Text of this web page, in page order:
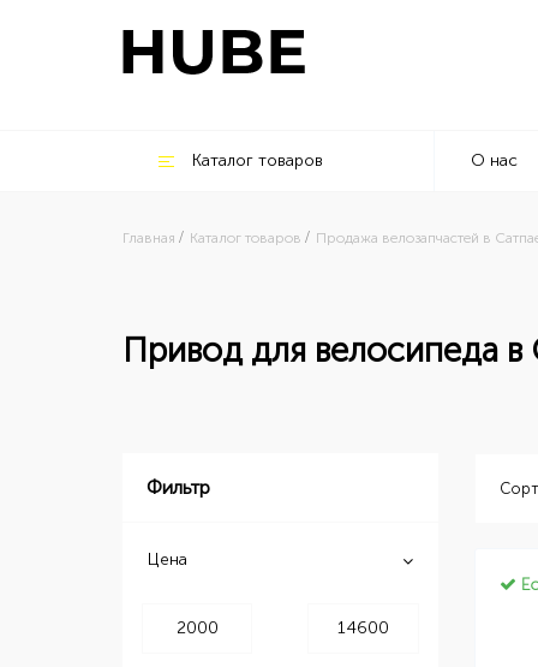
Каталог товаров О нас
Главная Каталог товаров Продажа велозапчастей в
Привод для велосипеда в
Фильтр
Цена